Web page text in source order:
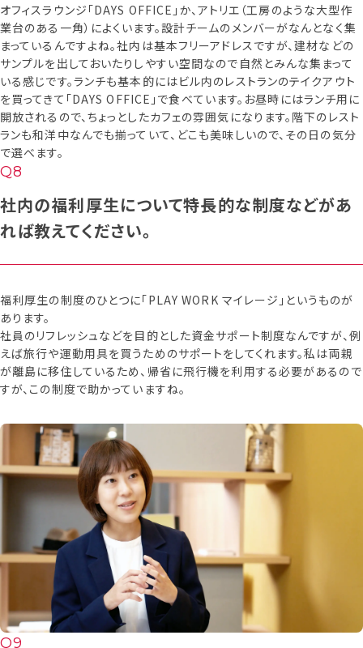
オフィスラウンジ「DAYS OFFICE」か、アトリエ（工房のような大型作
業台のある一角）によくいます。設計チームのメンバーがなんとなく集
まっているんですよね。社内は基本フリーアドレスですが、建材などの
サンプルを出しておいたりしやすい空間なので自然とみんな集まって
いる感じです。ランチも基本的にはビル内のレストランのテイクアウト
を買ってきて「DAYS OFFICE」で食べています。お昼時にはランチ用に
開放されるので、ちょっとしたカフェの雰囲気になります。階下のレスト
ランも和洋中なんでも揃っていて、どこも美味しいので、その日の気分
で選べます。
社内の福利厚生について特長的な制度などがあ
れば教えてください。
福利厚生の制度のひとつに「PLAY WORK マイレージ」というものが
あります。
社員のリフレッシュなどを目的とした資金サポート制度なんですが、例
えば旅行や運動用具を買うためのサポートをしてくれます。私は両親
が離島に移住しているため、帰省に飛行機を利用する必要があるので
すが、この制度で助かっていますね。